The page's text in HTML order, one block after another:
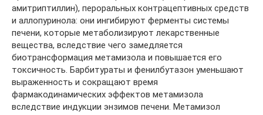
амитриптиллин), пероральных контрацептивных средств
и аллопуринола: они ингибируют ферменты системы
печени, которые метаболизируют лекарственные
вещества, вследствие чего замедляется
биотрансформация метамизола и повышается его
токсичность. Барбитураты и фенилбутазон уменьшают
выраженность и сокращают время
фармакодинамических эффектов метамизола
вследствие индукции энзимов печени. Метамизол